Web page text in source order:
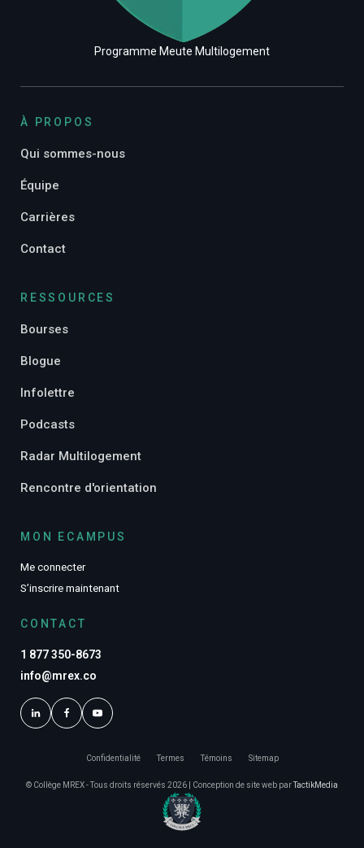
Programme Meute Multilogement
À PROPOS
Qui sommes-nous
Équipe
Carrières
Contact
RESSOURCES
Bourses
Blogue
Infolettre
Podcasts
Radar Multilogement
Rencontre d'orientation
MON ECAMPUS
Me connecter
S’inscrire maintenant
CONTACT
1 877 350-8673
info@mrex.co
© Collège MREX - Tous droits réservés 2026 | Conception de site web parTactikMedia
Confidentialité Termes Témoins Sitemap